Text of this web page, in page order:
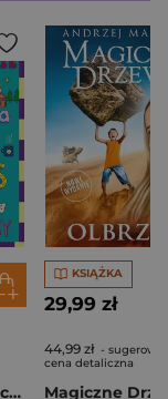
Ekstremalnie pechowa wycieczka Lottie Brooks
KSIĄŻKA
29,99 zł
44,99 zł -
cena detaliczna